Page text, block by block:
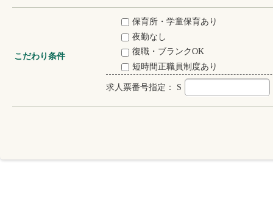
こだわり条件
保育所・学童保育あり
夜勤なし
復職・ブランクOK
短時間正職員制度あり
求人票番号指定： S